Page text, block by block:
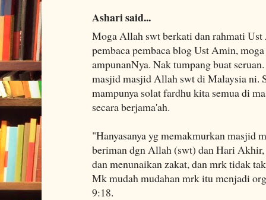
Ashari said...
Moga Allah swt berkati dan rahmati
pembaca pembaca blog Ust Amin,
ampunanNya. Nak tumpang buat
masjid masjid Allah swt di Malaysia ni.
mampunya solat fardhu kita semua di
secara berjama'ah.
"Hanyasanya yg memakmurkan masjid
beriman dgn Allah (swt) dan Hari
dan menunaikan zakat, dan mrk tidak
Mk mudah mudahan mrk itu menjadi
9:18.